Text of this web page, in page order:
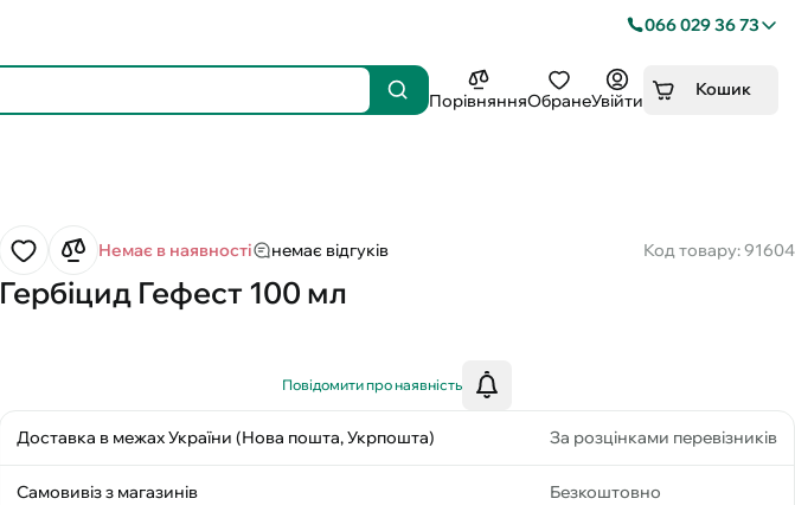
066 029 36 73
ПорівнянняОбранеУвійти
Кошик
Немає в наявності немає відгуків Код товару: 91604
Гербіцид Гефест 100 мл
Повідомити про наявність
Доставка в межах України (Нова пошта, Укрпошта) За розцінками перевізників
Самовивіз з магазинів Безкоштовно